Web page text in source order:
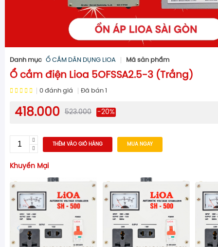
Danh mục Ổ CẮM DÂN DỤNG LIOA Mã sản phẩm
Ổ cắm điện Lioa 5OFSSA2.5-3 (Trắng)
0 đánh giá Đã bán 1
418.000 523.000 -20%
THÊM VÀO GIỎ HÀNG MUA NGAY
Khuyến Mại